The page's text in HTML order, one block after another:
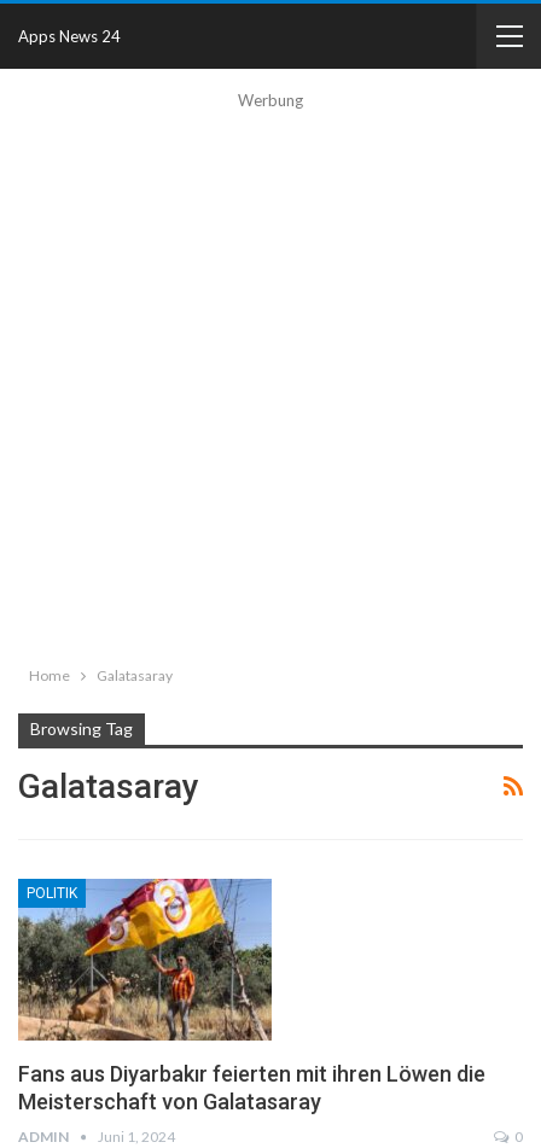
Werbung
Apps News 24
Home Galatasaray
Browsing Tag
Galatasaray
POLITIK
Fans aus Diyarbakır feierten mit ihren Löwen die
Meisterschaft von Galatasaray
ADMIN Juni 1, 2024 0